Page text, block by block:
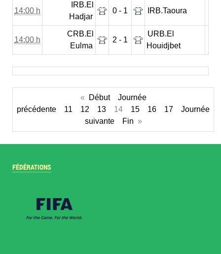
14:00 h
IRB.El
Hadjar
0 - 1 IRB.Taoura
14:00 h
CRB.El
Eulma
2 - 1
URB.El
Houidjbet
« Début
Journée
précédente
11 12 13 14 15 16 17
Journée
suivante
Fin »
FÉDÉRATIONS